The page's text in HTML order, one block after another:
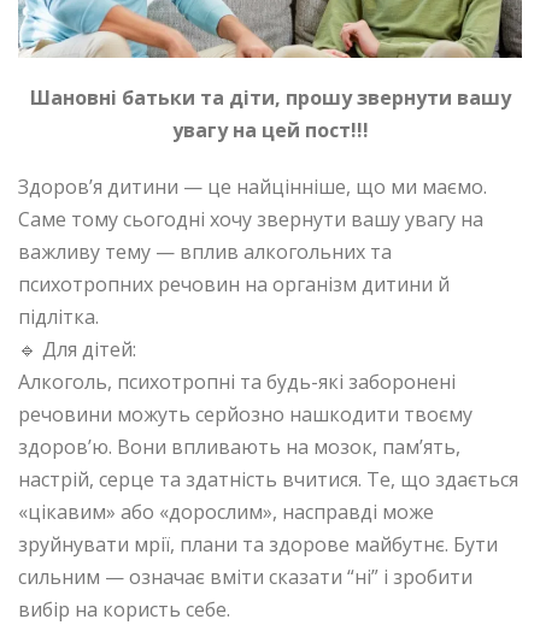
Шановні батьки та діти, прошу звернути вашу
увагу на цей пост!!!
Здоров’я дитини — це найцінніше, що ми маємо.
Саме тому сьогодні хочу звернути вашу увагу на
важливу тему — вплив алкогольних та
психотропних речовин на організм дитини й
підлітка.
🔹 Для дітей:
Алкоголь, психотропні та будь-які заборонені
речовини можуть серйозно нашкодити твоєму
здоров’ю. Вони впливають на мозок, пам’ять,
настрій, серце та здатність вчитися. Те, що здається
«цікавим» або «дорослим», насправді може
зруйнувати мрії, плани та здорове майбутнє. Бути
сильним — означає вміти сказати “ні” і зробити
вибір на користь себе.